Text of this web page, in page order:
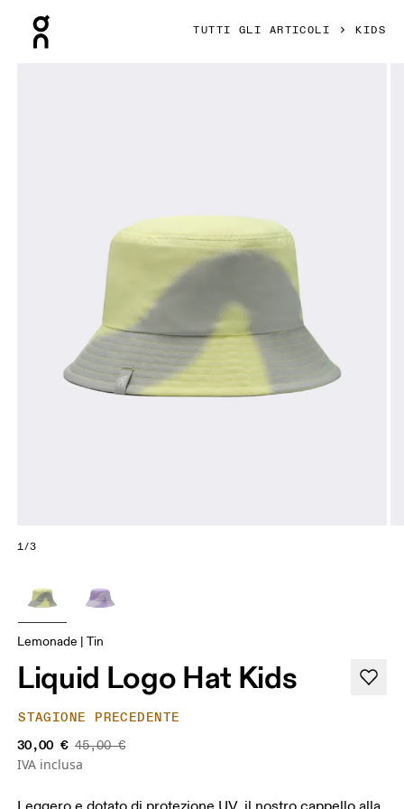
TUTTI GLI ARTICOLI KIDS
1/3
Lemonade | Tin
Liquid Logo Hat Kids
STAGIONE PRECEDENTE
30,00 € 45,00 €
IVA inclusa